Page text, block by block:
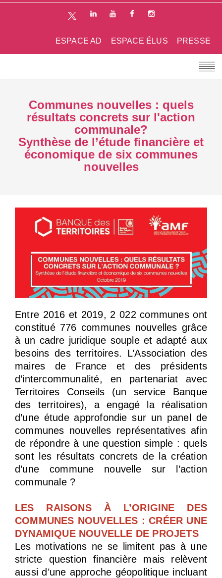
PRESSE
ESPACE ÉLUS
ESPACE AD
Communes nouvelles : quels
résultats concrets sur l'action
communale?
Synthèse de l’étude financière et
économique de six communes
nouvelles
Entre 2016 et 2019, 2 022 communes ont
constitué 776 communes nouvelles grâce
à un cadre juridique souple et adapté aux
besoins des territoires. L’Association des
maires de France et des présidents
d’intercommunalité, en partenariat avec
Territoires Conseils (un service Banque
des territoires), a engagé la réalisation
d’une étude approfondie sur un panel de
communes nouvelles représentatives afin
de répondre à une question simple : quels
sont les résultats concrets de la création
d’une commune nouvelle sur l’action
communale ?
LES RAISONS À L’ORIGINE DES
COMMUNES NOUVELLES : CRÉER UNE
DYNAMIQUE NOUVELLE DE PROJETS
Les motivations ne se limitent pas à une
stricte question financière mais relèvent
aussi d’une approche géopolitique incluant